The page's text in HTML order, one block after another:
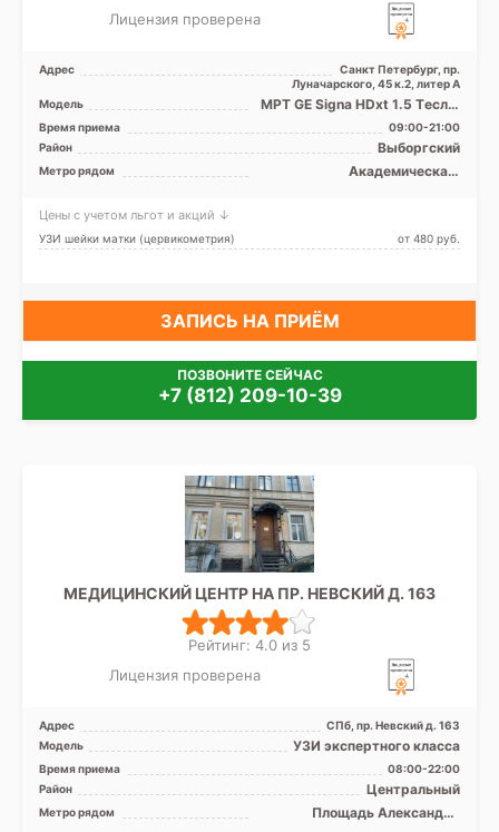
Лицензия проверена
Адрес
Санкт Петербург, пр.
Луначарского, 45 к.2, литер А
Модель
МРТ GE Signa HDxt 1.5 Tесла,
МРТ GE Optima MR 360 1.5
Tесла, KT GE Opt ...
Время приема
09:00-21:00
Район
Выборгский
Метро рядом
Академическая,
Цены с учетом льгот и акций ↓
УЗИ шейки матки (цервикометрия) от 480 pуб.
ЗАПИСЬ НА ПРИЁМ
ПОЗВОНИТЕ СЕЙЧАС
+7 (812) 209-10-39
МЕДИЦИНСКИЙ ЦЕНТР НА ПР. НЕВСКИЙ Д. 163
Рейтинг: 4.0 из 5
Лицензия проверена
Адрес
СПб, пр. Невский д. 163
Модель
УЗИ экспертного класса
Время приема
08:00-22:00
Район
Центральный
Метро рядом
Площадь Александра